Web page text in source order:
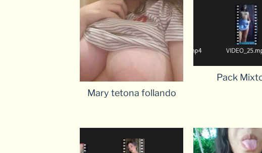
Mary tetona follando
Pack